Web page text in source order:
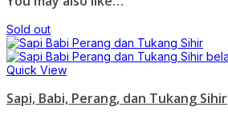
Sold out
Quick View
Sapi, Babi, Perang, dan Tukang Sihir